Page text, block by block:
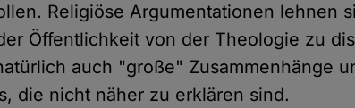
Religiöse Argumentationen lehnen
Öffentlichkeit von der Theologie zu
auch "große" Zusammenhänge
die nicht näher zu erklären sind.